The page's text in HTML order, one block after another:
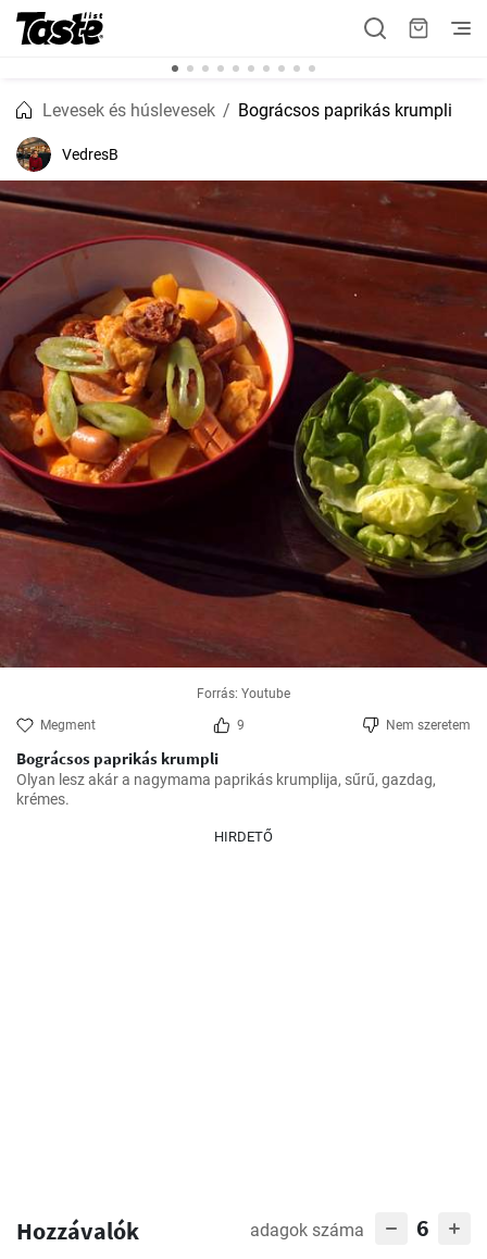
Levesek és húslevesek Bográcsos paprikás krumpli
VedresB
Forrás: Youtube
Megment 9 Nem szeretem
Bográcsos paprikás krumpli
Olyan lesz akár a nagymama paprikás krumplija, sűrű, gazdag,
krémes.
HIRDETŐ
Hozzávalók adagok száma 6